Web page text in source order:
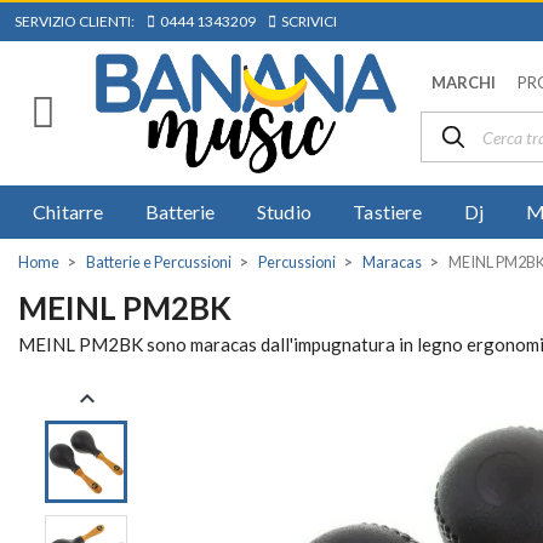
SERVIZIO CLIENTI: 0444 1343209 SCRIVICI
MARCHI
Chitarre Batterie Studio Tastiere Dj
Home Batterie e Percussioni Percussioni Maracas MEINL
MEINL PM2BK
MEINL PM2BK sono maracas dall'impugnatura in legno
